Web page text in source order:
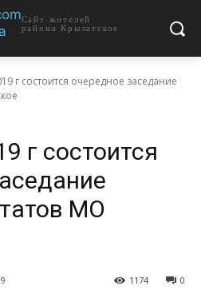
Сайт жителей
района Крылатское
г состоится очередное заседание
г состоится
МО
0
1174